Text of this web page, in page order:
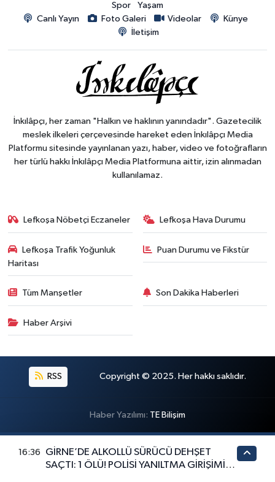
Spor
Yaşam
Canlı Yayın
Foto Galeri Videolar
Künye
İletişim
İnkılâpçı, her zaman "Halkın ve haklının yanındadır". Gazetecilik
meslek ilkeleri çerçevesinde hareket eden İnkılâpçı Media
Platformu sitesinde yayınlanan yazı, haber, video ve fotoğrafların
her türlü hakkı İnkılâpçı Media Platformuna aittir, izin alınmadan
kullanılamaz.
Lefkoşa Nöbetçi Eczaneler Lefkoşa Hava Durumu
Lefkoşa Trafik Yoğunluk
Haritası
Puan Durumu ve Fikstür
Tüm Manşetler Son Dakika Haberleri
Haber Arşivi
RSS Copyright © 2025. Her hakkı saklıdır.
Haber Yazılımı: TE Bilişim
16:36
GİRNE’DE ALKOLLÜ SÜRÜCÜ DEHŞET
SAÇTI: 1 ÖLÜ! POLİSİ YANILTMA GİRİŞİMİ